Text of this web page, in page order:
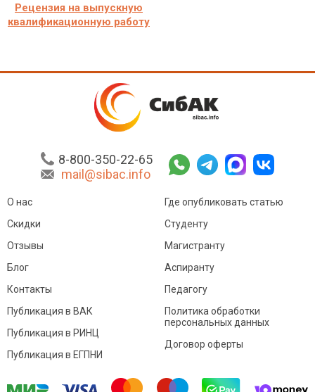
Рецензия на выпускную
квалификационную работу
8-800-350-22-65
mail@sibac.info
О нас
Скидки
Отзывы
Блог
Контакты
Где опубликовать статью
Студенту
Магистранту
Аспиранту
Педагогу
Публикация в ВАК
Публикация в РИНЦ
Публикация в ЕГПНИ
Политика обработки
персональных данных
Договор оферты